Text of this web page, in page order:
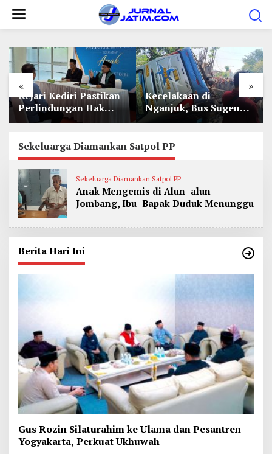
« »
Kejari Kediri Pastikan
Perlindungan Hak
Anak Lewat Penetapan
Kecelakaan di
Nganjuk, Bus Sugeng
Rahayu Adu Banteng
Orang Luka
Sekeluarga Diamankan Satpol PP
Sekeluarga Diamankan Satpol PP
Anak Mengemis di Alun- alun
Jombang, Ibu -Bapak Duduk Menunggu
Berita Hari Ini
Gus Rozin Silaturahim ke Ulama dan Pesantren
Yogyakarta, Perkuat Ukhuwah